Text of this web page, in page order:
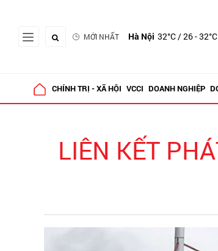
MỚI NHẤT Hà Nội 32°C/ 26 - 32°C
CHÍNH TRỊ - XÃ HỘI VCCI DOANH NGHIỆP
LIÊN KẾT